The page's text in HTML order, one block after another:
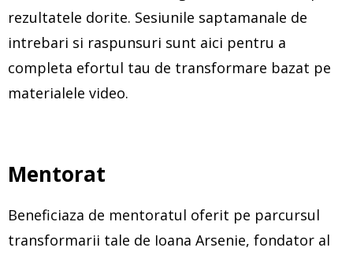
rezultatele dorite. Sesiunile saptamanale de
intrebari si raspunsuri sunt aici pentru a
completa efortul tau de transformare bazat pe
materialele video.
Mentorat
Beneficiaza de mentoratul oferit pe parcursul
transformarii tale de Ioana Arsenie, fondator al